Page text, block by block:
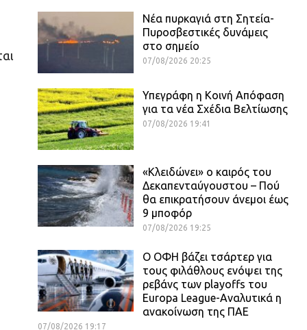
Νέα πυρκαγιά στη Σητεία-
Πυροσβεστικές δυνάμεις
στο σημείο
07/08/2026 20:25
Υπεγράφη η Κοινή Απόφαση
για τα νέα Σχέδια Βελτίωσης
07/08/2026 19:41
«Κλειδώνει» ο καιρός του
Δεκαπενταύγουστου – Πού
θα επικρατήσουν άνεμοι έως
9 μποφόρ
07/08/2026 19:25
Ο ΟΦΗ βάζει τσάρτερ για
τους φιλάθλους ενόψει της
ρεβάνς των playoffs του
Europa League-Αναλυτικά η
ανακοίνωση της ΠΑΕ
07/08/2026 19:17